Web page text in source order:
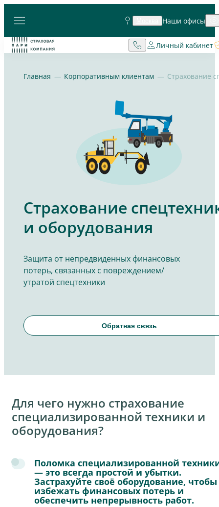
Наши офисы
Личный кабинет
Главная Корпоративным клиентам
Страхование
и оборудования
Защита от непредвиденных финансовых
потерь, связанных с повреждением/
утратой спецтехники
Обратная связь
Для чего нужно страхование
специализированной техники и
оборудования?
Поломка специализированной
— это всегда простой и убытки.
Застрахуйте своё оборудование, чтобы
избежать финансовых потерь и
обеспечить непрерывность работ.